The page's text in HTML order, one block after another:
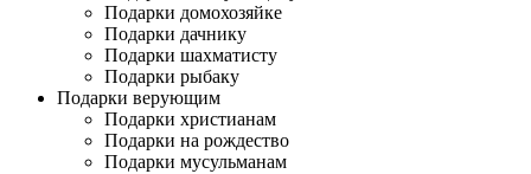
Подарки домохозяйке
Подарки дачнику
Подарки шахматисту
Подарки рыбаку
Подарки верующим
Подарки христианам
Подарки на рождество
Подарки мусульманам